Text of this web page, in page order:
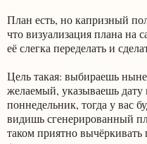
План есть, но капризный
что визуализация плана на
её слегка переделать и
Цель такая: выбираешь
желаемый, указываешь дату
поннедельник, тогда у вас
видишь сгенерированный
таком приятно вычёркивать